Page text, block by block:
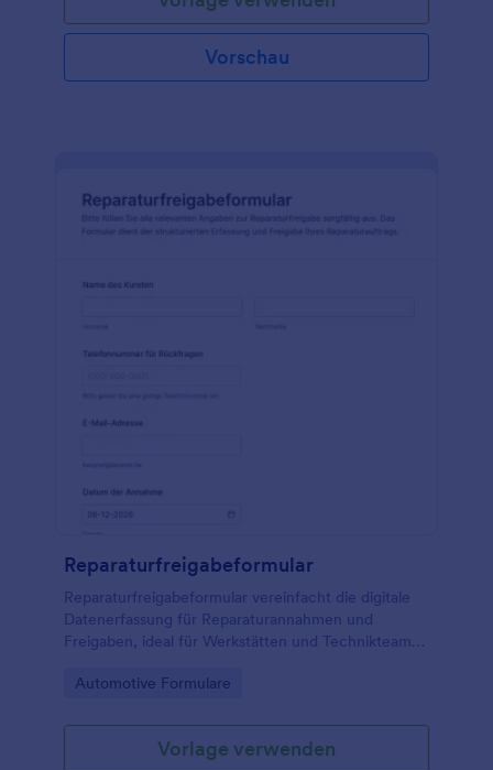
Vorschau
Reparaturfreigabeformular
Reparaturfreigabeformular vereinfacht die digitale
Datenerfassung für Reparaturannahmen und
Freigaben, ideal für Werkstätten und Technikteams,
Abläufe rund um Reparaturaufträge koordinieren
Go to Category:
Automotive Formulare
Vorlage verwenden